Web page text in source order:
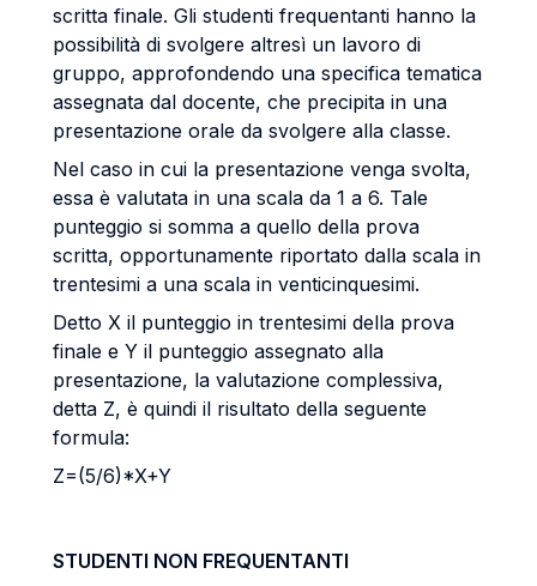
scritta finale. Gli studenti frequentanti hanno la
possibilità di svolgere altresì un lavoro di
gruppo, approfondendo una specifica tematica
assegnata dal docente, che precipita in una
presentazione orale da svolgere alla classe.
Nel caso in cui la presentazione venga svolta,
essa è valutata in una scala da 1 a 6. Tale
punteggio si somma a quello della prova
scritta, opportunamente riportato dalla scala in
trentesimi a una scala in venticinquesimi.
Detto X il punteggio in trentesimi della prova
finale e Y il punteggio assegnato alla
presentazione, la valutazione complessiva,
detta Z, è quindi il risultato della seguente
formula:
Z=(5/6)*X+Y
STUDENTI NON FREQUENTANTI